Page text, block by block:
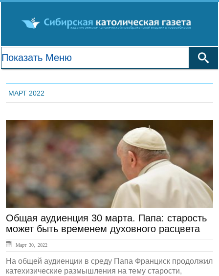
МАРТ 2022
ЛЕНТА НОВОСТЕЙ
Общая аудиенция 30 марта. Папа: старость
может быть временем духовного расцвета
Март 30, 2022
На общей аудиенции в среду Папа Франциск продолжил
катехизические размышления на тему старости,